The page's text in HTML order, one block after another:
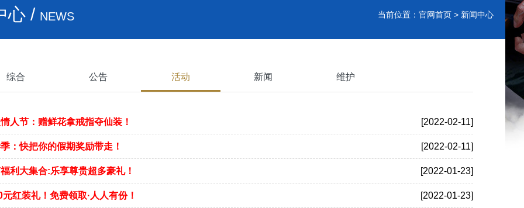
心 / NEWS 当前位置： 官网首页 > 新闻中心
综合 公告 活动 新闻 维护
[2022-02-11]
人节：赠鲜花拿戒指夺仙装！
[2022-02-11]
：快把你的假期奖励带走！
[2022-01-23]
利大集合:乐享尊贵超多豪礼！
[2022-01-23]
元红装礼！免费领取·人人有份！